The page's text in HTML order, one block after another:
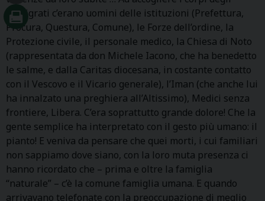
immigrati c’erano uomini delle istituzioni (Prefettura,
Procura, Questura, Comune), le Forze dell’ordine, la
Protezione civile, il personale medico, la Chiesa di Noto
(rappresentata da don Michele Iacono, che ha benedetto
le salme, e dalla Caritas diocesana, in costante contatto
con il Vescovo e il Vicario generale), l’Iman (che anche lui
ha innalzato una preghiera all’Altissimo), Medici senza
frontiere, Libera. C’era soprattutto grande dolore! Che la
gente semplice ha interpretato con il gesto più umano: il
pianto! E veniva da pensare che quei morti, i cui familiari
non sappiamo dove siano, con la loro muta presenza ci
hanno ricordato che – prima e oltre la famiglia
“naturale” – c’è la comune famiglia umana. E quando
arrivavano telefonate con la preoccupazione di meglio